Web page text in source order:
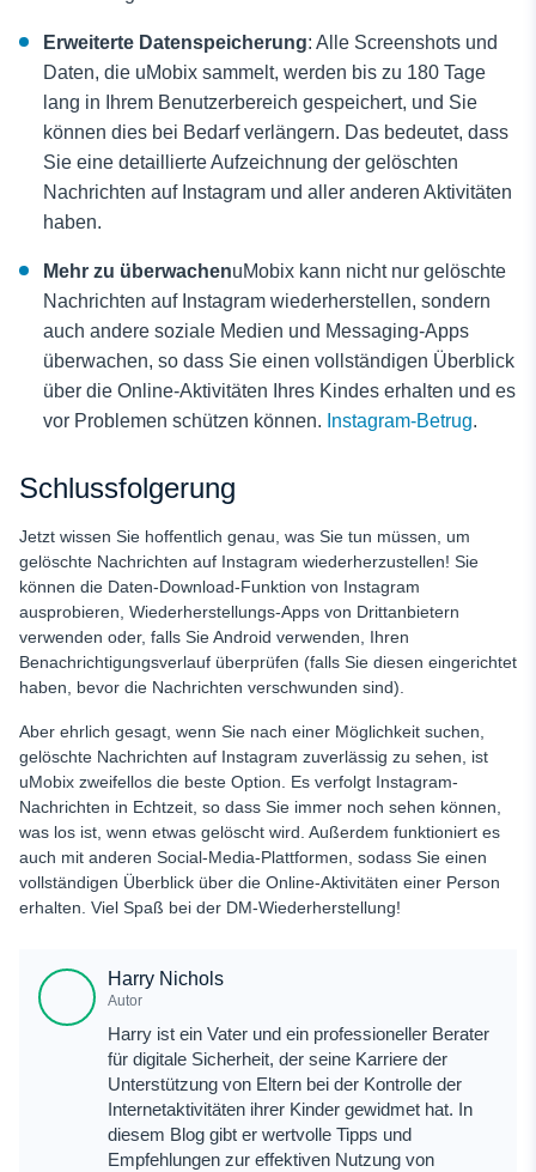
Erweiterte Datenspeicherung: Alle Screenshots und
Daten, die uMobix sammelt, werden bis zu 180 Tage
lang in Ihrem Benutzerbereich gespeichert, und Sie
können dies bei Bedarf verlängern. Das bedeutet, dass
Sie eine detaillierte Aufzeichnung der gelöschten
Nachrichten auf Instagram und aller anderen Aktivitäten
haben.
Mehr zu überwachenuMobix kann nicht nur gelöschte
Nachrichten auf Instagram wiederherstellen, sondern
auch andere soziale Medien und Messaging-Apps
überwachen, so dass Sie einen vollständigen Überblick
über die Online-Aktivitäten Ihres Kindes erhalten und es
vor Problemen schützen können. Instagram-Betrug.
Schlussfolgerung
Jetzt wissen Sie hoffentlich genau, was Sie tun müssen, um
gelöschte Nachrichten auf Instagram wiederherzustellen! Sie
können die Daten-Download-Funktion von Instagram
ausprobieren, Wiederherstellungs-Apps von Drittanbietern
verwenden oder, falls Sie Android verwenden, Ihren
Benachrichtigungsverlauf überprüfen (falls Sie diesen eingerichtet
haben, bevor die Nachrichten verschwunden sind).
Aber ehrlich gesagt, wenn Sie nach einer Möglichkeit suchen,
gelöschte Nachrichten auf Instagram zuverlässig zu sehen, ist
uMobix zweifellos die beste Option. Es verfolgt Instagram-
Nachrichten in Echtzeit, so dass Sie immer noch sehen können,
was los ist, wenn etwas gelöscht wird. Außerdem funktioniert es
auch mit anderen Social-Media-Plattformen, sodass Sie einen
vollständigen Überblick über die Online-Aktivitäten einer Person
erhalten. Viel Spaß bei der DM-Wiederherstellung!
Harry Nichols
Autor
Harry ist ein Vater und ein professioneller Berater
für digitale Sicherheit, der seine Karriere der
Unterstützung von Eltern bei der Kontrolle der
Internetaktivitäten ihrer Kinder gewidmet hat. In
diesem Blog gibt er wertvolle Tipps und
Empfehlungen zur effektiven Nutzung von